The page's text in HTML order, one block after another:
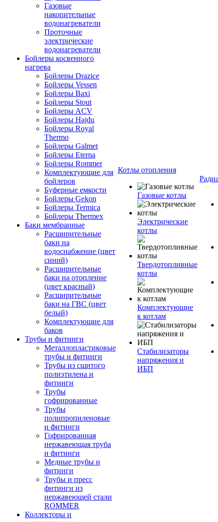
Газовые
накопительные
водонагреватели
Проточные
электрические
водонагреватели
Бойлеры косвенного
нагрева
Бойлеры Drazice
Бойлеры Vessen
Бойлеры Baxi
Бойлеры Stout
Бойлеры ACV
Бойлеры Hajdu
Бойлеры Royal
Thermo
Бойлеры Galmet
Бойлеры Eterna
Бойлеры Rommer
Комплектующие для
бойлеров
Буферные емкости
Бойлеры Gekon
Бойлеры Termica
Бойлеры Thermex
Баки мембранные
Расширительные
баки на
водоснабжение (цвет
синий)
Расширительные
баки на отопление
(цвет красный)
Расширительные
баки на ГВС (цвет
белый)
Комплектующие для
баков
Трубы и фитинги
Металлопластиковые
трубы и фитинги
Трубы из сшитого
полиэтилена и
фитинги
Трубы
гофрированные
Трубы
полипропиленовые
и фитинги
Гофрированная
нержавеющая труба
и фитинги
Медные трубы и
фитинги
Трубы и пресс
фитинги из
нержавеющей стали
ROMMER
Коллекторы и
Котлы отопления
Газовые котлы
Электрические
котлы
Твердотопливные
котлы
Комплектующие
к котлам
Стабилизаторы
напряжения и
ИБП